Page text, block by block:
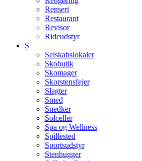
Renseri
Restaurant
Revisor
Rideudstyr
S
Selskabslokaler
Skobutik
Skomager
Skorstensfejer
Slagter
Smed
Snedker
Solceller
Spa og Wellness
Spillested
Sportsudstyr
Stenhugger